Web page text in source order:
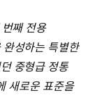
째 전용
성하는 특별한
중형급 정통
새로운 표준을